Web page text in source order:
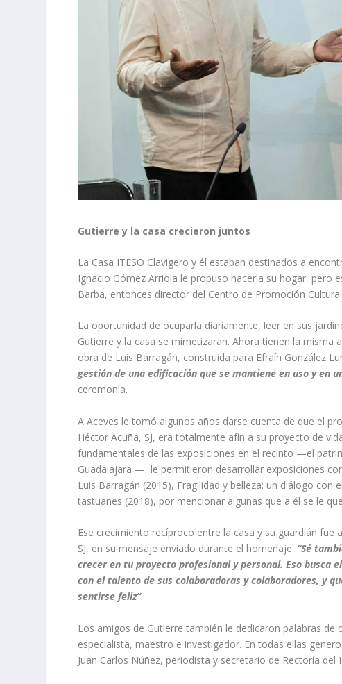
Gutierre y la casa crecieron juntos
La Casa ITESO Clavigero y él estaban destinados a
Ignacio Gómez Arriola le propuso hacerla su hogar, pero
Barba, entonces director del Centro de Promoción
La oportunidad de ocuparla diariamente, leer en sus
Gutierre y la casa se mimetizaran. Ahora tienen la misma
obra de Luis Barragán, construida para Efraín González
gestión de una edificación que se mantiene en uso y en
ceremonia.
A Aceves le tomó algunos años darse cuenta de que el
Héctor Acuña, SJ, era totalmente afín a su proyecto de
fundamentales de las exposiciones en el recinto —el
Guadalajara —, le permitieron desarrollar exposiciones
Luis Barragán (2015), Fragilidad y belleza: un diálogo con
tastuanes (2018), por mencionar algunas que a él se le
Ese crecimiento recíproco entre la casa y su guardián
SJ, en su mensaje enviado durante el homenaje. “Sé
crecer en tu proyecto profesional y personal. Eso busca
con el talento de sus colaboradoras y colaboradores, y
sentirse feliz”.
Los amigos de Gutierre también le dedicaron palabras
especialista, maestro e investigador. En todas ellas
Juan Carlos Núñez, periodista y secretario de Rectoría del